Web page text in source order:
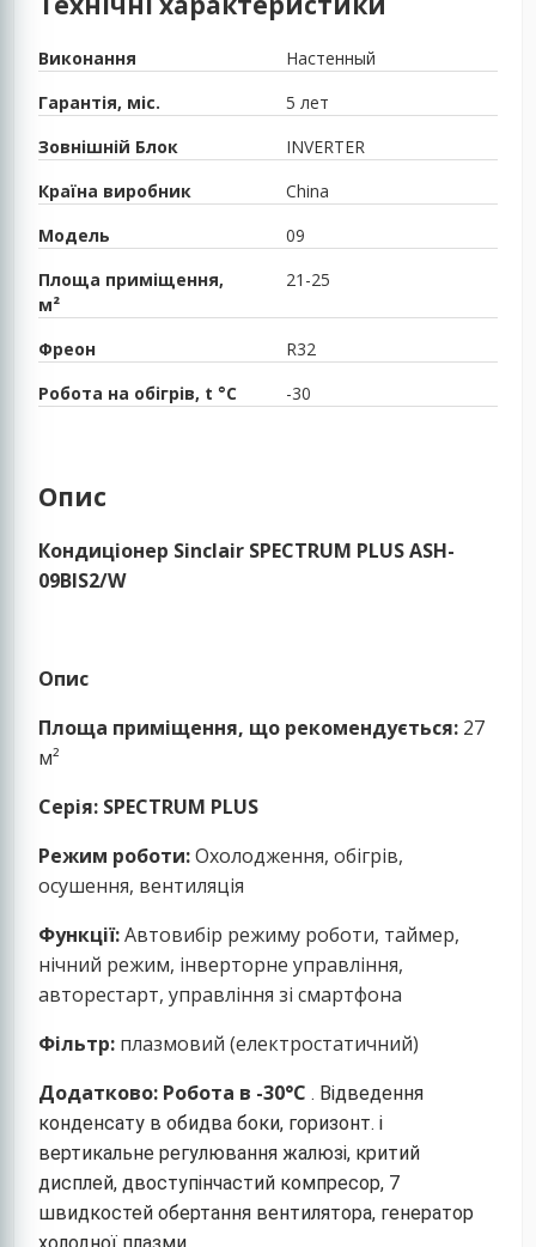
Виконання
Настенный
Гарантія, міс.
5 лет
Зовнішній Блок
INVERTER
Країна виробник
China
Модель
09
Площа приміщення,
м²
21-25
Фреон
R32
Робота на обігрів, t °C
-30
Опис
Кондиціонер Sinclair SPECTRUM PLUS ASH-
09BIS2/W
Опис
Площа приміщення, що рекомендується: 27
м²
Серія: SPECTRUM PLUS
Режим роботи:Охолодження, обігрів,
осушення, вентиляція
Функції:Автовибір режиму роботи, таймер,
нічний режим, інверторне управління,
авторестарт, управління зі смартфона
Фільтр: плазмовий (електростатичний)
Додатково: Робота в -30°С . Відведення
конденсату в обидва боки, горизонт. і
вертикальне регулювання жалюзі, критий
дисплей, двоступінчастий компресор, 7
швидкостей обертання вентилятора, генератор